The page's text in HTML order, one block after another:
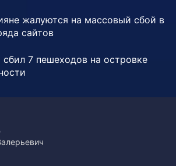
жалуются на массовый сбой в
сайтов
7 пешеходов на островке